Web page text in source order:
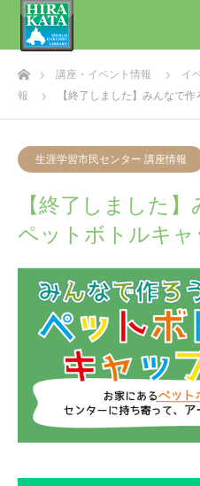
ホーム講座・イベント情報 イ
報
【終了しました】みんなで
生涯学習市民センター 講座情報
【終了しました
ペットボトルキャ